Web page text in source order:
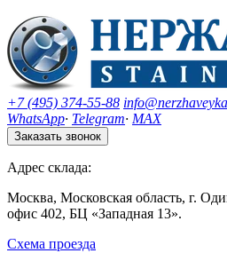
+7 (495) 374-55-88
WhatsApp· Telegram· MAX
Заказать звонок
Адрес склада:
Москва, Московская область, г.
офис 402, БЦ «Западная 13».
Схема проезда